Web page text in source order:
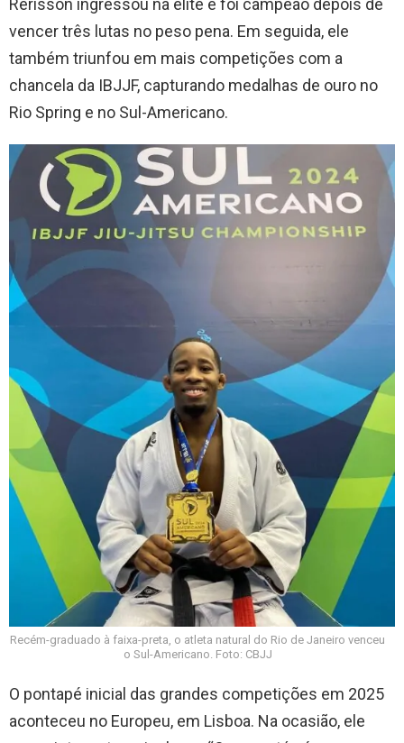
Rerisson ingressou na elite e foi campeão depois de
vencer três lutas no peso pena. Em seguida, ele
também triunfou em mais competições com a
chancela da IBJJF, capturando medalhas de ouro no
Rio Spring e no Sul-Americano.
Recém-graduado à faixa-preta, o atleta natural do Rio de Janeiro venceu
o Sul-Americano. Foto: CBJJ
O pontapé inicial das grandes competições em 2025
aconteceu no Europeu, em Lisboa. Na ocasião, ele